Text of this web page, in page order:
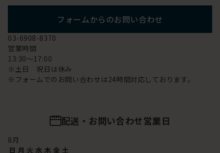
フォームからのお問い合わせ
03-6908-8370
営業時間
13:30～17:00
※土日 祝日は休み
※フォームでのお問い合わせは24時間対応しております。
配送・お問い合わせ営業日
8 月
日 月 火 水 木 金 土